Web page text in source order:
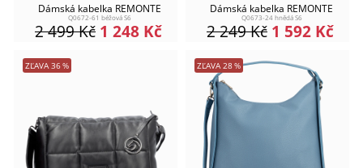
Dámská kabelka REMONTE
Q0672-61 béžová S6
1 248 Kč
2 499Kč
Dámská kabelka REMONTE
Q0673-24 hnědá S6
1 592 Kč
2 249Kč
ZĽAVA 36% ZĽAVA 28%